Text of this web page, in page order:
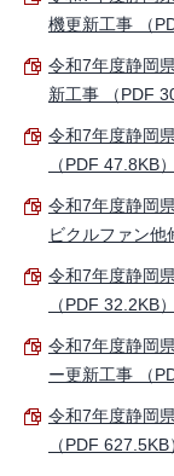
機更新工事 （
令和7年度静岡
新工事 （PDF
令和7年度静岡
（PDF 47.8KB）
令和7年度静岡
ビクルファン他
令和7年度静岡
（PDF 32.2KB）
令和7年度静岡
ー更新工事 （
令和7年度静岡
（PDF 627.5KB